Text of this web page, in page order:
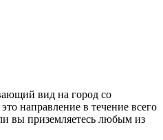
вид на город со
направление в течение всего
вы приземляетесь любым из